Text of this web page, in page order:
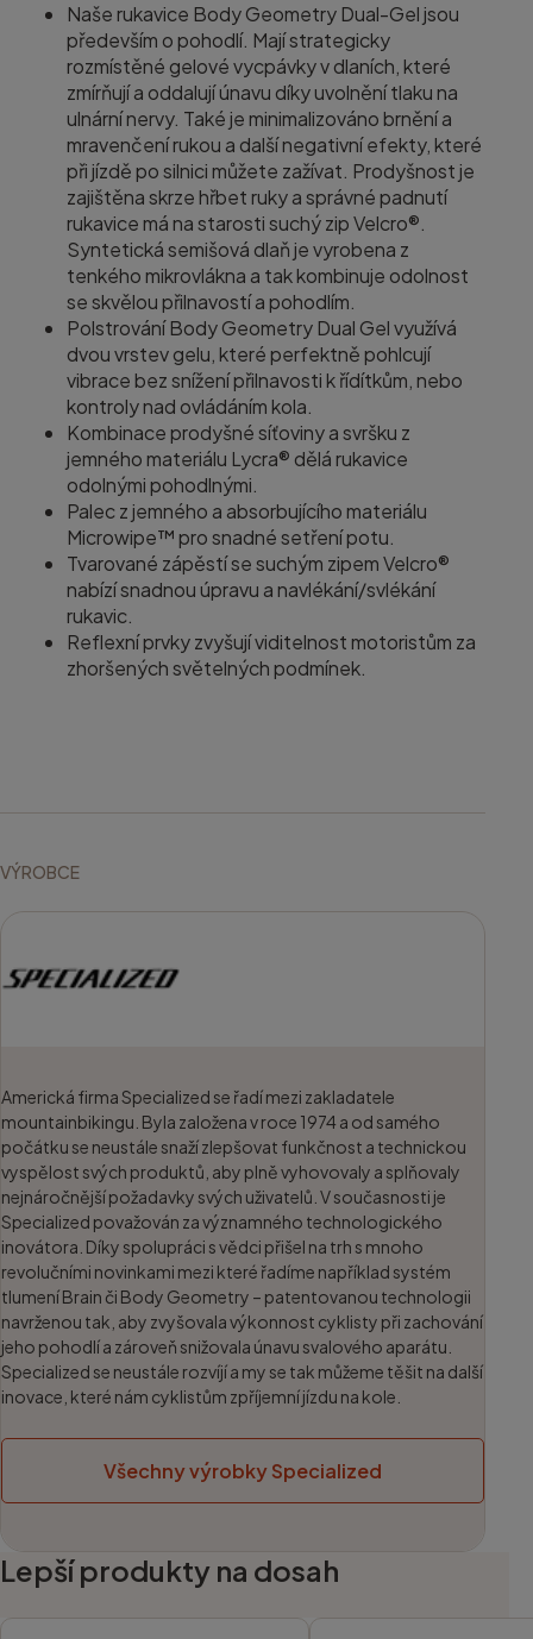
Naše rukavice Body Geometry Dual-Gel jsou
především o pohodlí. Mají strategicky
rozmístěné gelové vycpávky v dlaních, které
zmírňují a oddalují únavu díky uvolnění tlaku na
ulnární nervy. Také je minimalizováno brnění a
mravenčení rukou a další negativní efekty, které
při jízdě po silnici můžete zažívat. Prodyšnost je
zajištěna skrze hřbet ruky a správné padnutí
rukavice má na starosti suchý zip Velcro®.
Syntetická semišová dlaň je vyrobena z
tenkého mikrovlákna a tak kombinuje odolnost
se skvělou přilnavostí a pohodlím.
Polstrování Body Geometry Dual Gel využívá
dvou vrstev gelu, které perfektně pohlcují
vibrace bez snížení přilnavosti k řídítkům, nebo
kontroly nad ovládáním kola.
Kombinace prodyšné síťoviny a svršku z
jemného materiálu Lycra® dělá rukavice
odolnými pohodlnými.
Palec z jemného a absorbujícího materiálu
Microwipe™ pro snadné setření potu.
Tvarované zápěstí se suchým zipem Velcro®
nabízí snadnou úpravu a navlékání/svlékání
rukavic.
Reflexní prvky zvyšují viditelnost motoristům za
zhoršených světelných podmínek.
VÝROBCE
Americká firma Specialized se řadí mezi zakladatele
mountainbikingu. Byla založena v roce 1974 a od samého
počátku se neustále snaží zlepšovat funkčnost a technickou
vyspělost svých produktů, aby plně vyhovovaly a splňovaly
nejnáročnější požadavky svých uživatelů. V současnosti je
Specialized považován za významného technologického
inovátora. Díky spolupráci s vědci přišel na trh s mnoho
revolučními novinkami mezi které řadíme například systém
tlumení Brain či Body Geometry – patentovanou technologii
navrženou tak, aby zvyšovala výkonnost cyklisty při zachování
jeho pohodlí a zároveň snižovala únavu svalového aparátu.
Specialized se neustále rozvíjí a my se tak můžeme těšit na další
inovace, které nám cyklistům zpříjemní jízdu na kole.
Všechny výrobky Specialized
Lepší produkty na dosah